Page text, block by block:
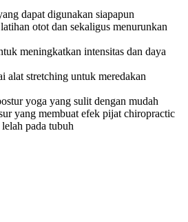
dapat digunakan siapapun
otot dan sekaligus menurunkan
meningkatkan intensitas dan daya
alat stretching untuk meredakan
yoga yang sulit dengan mudah
yang membuat efek pijat chiropractic
pada tubuh